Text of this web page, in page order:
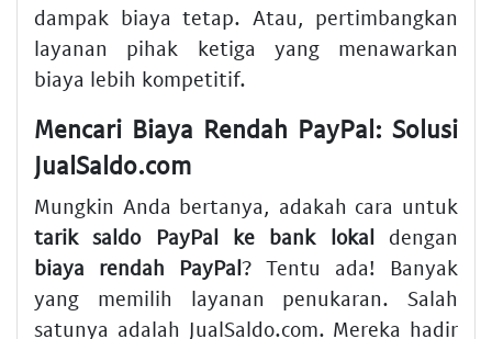
dampak biaya tetap. Atau, pertimbangkan
layanan pihak ketiga yang menawarkan
biaya lebih kompetitif.
Mencari Biaya Rendah PayPal: Solusi
JualSaldo.com
Mungkin Anda bertanya, adakah cara untuk
tarik saldo PayPal ke bank lokaldengan
biaya rendah PayPal? Tentu ada! Banyak
yang memilih layanan penukaran. Salah
satunya adalah JualSaldo.com. Mereka hadir